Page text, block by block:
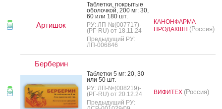
Артишок
Таб­летки, пок­ры­тые
обо­лоч­кой, 200 мг: 30,
60 или 180 шт.
РУ: ЛП-№(007717)-
(РГ-RU) от 18.11.24
Предыдущий РУ:
ЛП-006846
КАНОНФАРМА
ПРОДАКШН (Россия)
Берберин
Таб­летки 5 мг: 20, 30
или 50 шт.
РУ: ЛП-№(008219)-
(РГ-RU) от 20.12.24
Предыдущий РУ:
ВИФИТЕХ (Россия)